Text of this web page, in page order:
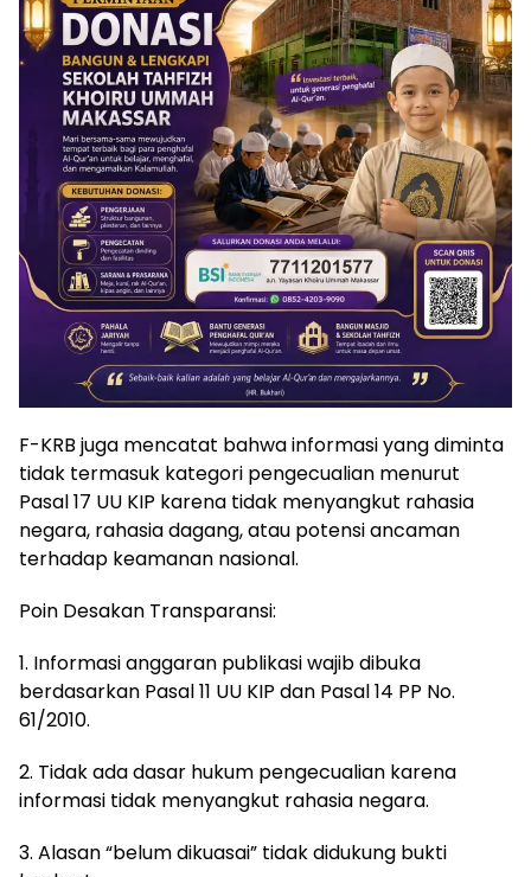
F-KRB juga mencatat bahwa informasi yang diminta
tidak termasuk kategori pengecualian menurut
Pasal 17 UU KIP karena tidak menyangkut rahasia
negara, rahasia dagang, atau potensi ancaman
terhadap keamanan nasional.
Poin Desakan Transparansi:
1. Informasi anggaran publikasi wajib dibuka
berdasarkan Pasal 11 UU KIP dan Pasal 14 PP No.
61/2010.
2. Tidak ada dasar hukum pengecualian karena
informasi tidak menyangkut rahasia negara.
3. Alasan “belum dikuasai” tidak didukung bukti